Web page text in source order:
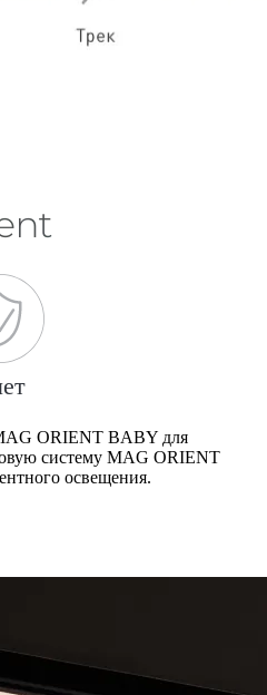
ORIENT BABY для
систему MAG ORIENT
освещения.